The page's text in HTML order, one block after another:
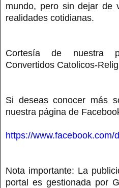
mundo, pero sin dejar de
realidades cotidianas.
Cortesía de nuestra
Convertidos Catolicos-
Si deseas conocer más
nuestra página de
https://www.facebook.com/
Nota importante: La
portal es gestionada por